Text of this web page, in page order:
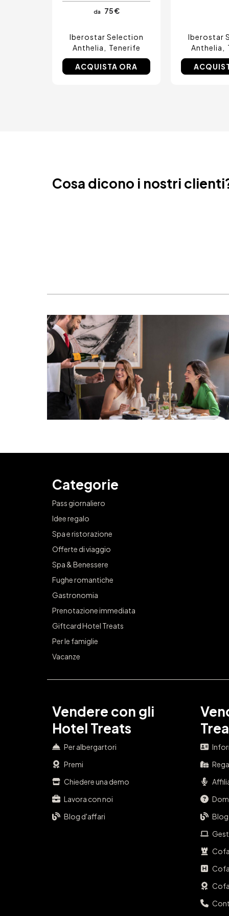
da 75 €
Iberostar Selection
Anthelia
Tenerife
ACQUISTA ORA
Iberostar
Anthelia
Cosa dicono i nostri
Categorie
Pass giornaliero
Idee regalo
Spa e ristorazione
Offerte di viaggio
Spa & Benessere
Fughe romantiche
Gastronomia
Prenotazione immediata
Giftcard Hotel Treats
Per le famiglie
Vacanze
Vendere con gli
Hotel Treats
Per albergartori
Premi
Chiedere una demo
Lavora con noi
Blog d'affari
Blog